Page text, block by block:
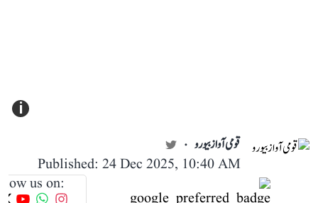
i
قومی آواز بیورو
Published: 24 Dec 2025, 10:40 AM
us on: